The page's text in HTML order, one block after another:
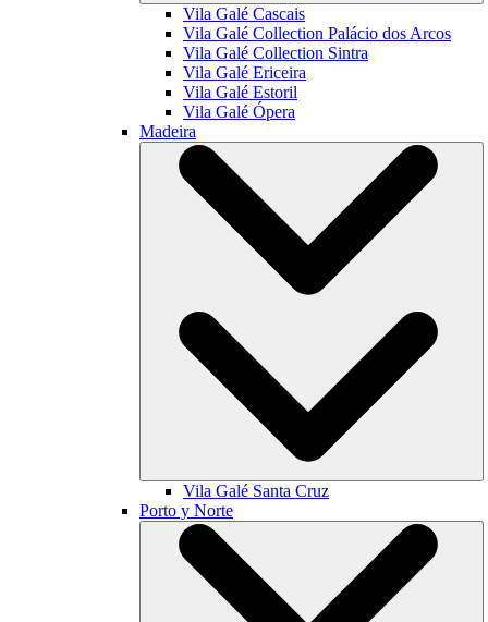
Vila Galé Cascais
Vila Galé Collection Palácio dos Arcos
Vila Galé Collection Sintra
Vila Galé Ericeira
Vila Galé Estoril
Vila Galé Ópera
Madeira
Vila Galé Santa Cruz
Porto y Norte